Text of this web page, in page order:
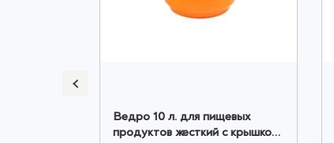
Ведро 10 л. для пищевых
продуктов жесткий с крышкой